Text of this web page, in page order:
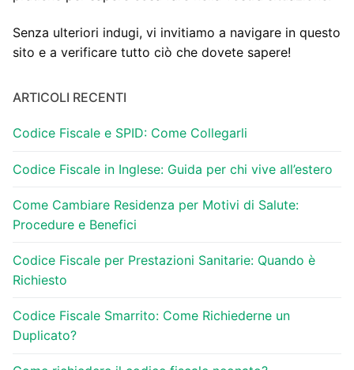
Senza ulteriori indugi, vi invitiamo a navigare in questo
sito e a verificare tutto ciò che dovete sapere!
ARTICOLI RECENTI
Codice Fiscale e SPID: Come Collegarli
Codice Fiscale in Inglese: Guida per chi vive all’estero
Come Cambiare Residenza per Motivi di Salute:
Procedure e Benefici
Codice Fiscale per Prestazioni Sanitarie: Quando è
Richiesto
Codice Fiscale Smarrito: Come Richiederne un
Duplicato?